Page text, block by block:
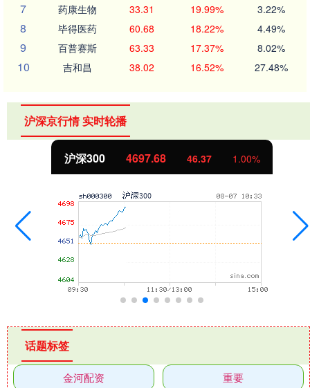
7 药康生物 33.31 19.99% 3.22%
8 毕得医药 60.68 18.22% 4.49%
9 百普赛斯 63.33 17.37% 8.02%
10 吉和昌 38.02 16.52% 27.48%
沪深京行情 实时轮播
沪深300 4697.68 46.37 1.00%
话题标签
金河配资 重要